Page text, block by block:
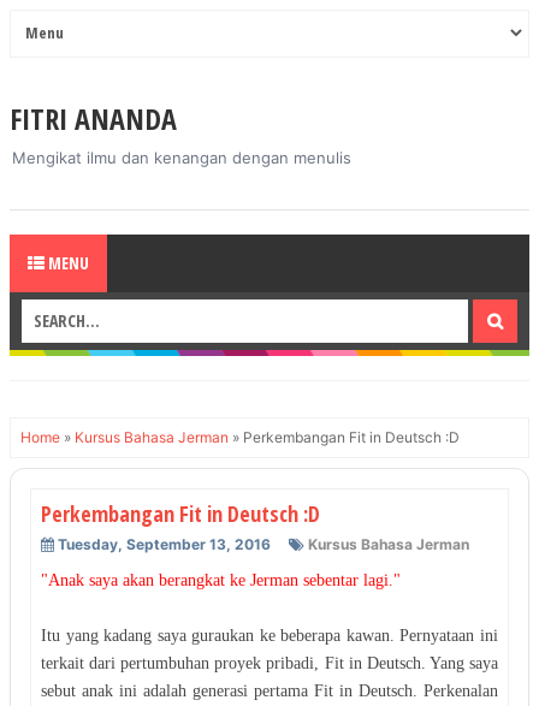
FITRI ANANDA
Mengikat ilmu dan kenangan dengan menulis
MENU
Home » Kursus Bahasa Jerman » Perkembangan Fit in Deutsch :D
Perkembangan Fit in Deutsch :D
Tuesday, September 13, 2016
Kursus Bahasa Jerman
"Anak saya akan berangkat ke Jerman sebentar lagi."
Itu yang kadang saya guraukan ke beberapa kawan. Pernyataan ini
terkait dari pertumbuhan proyek pribadi, Fit in Deutsch. Yang saya
sebut anak ini adalah generasi pertama Fit in Deutsch. Perkenalan